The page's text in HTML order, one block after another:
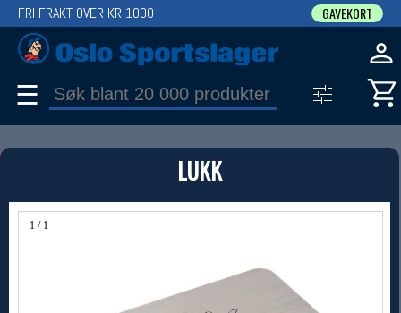
LUKK
1 / 1
FRI FRAKT OVER KR 1000 GAVEKORT
☰
PRODUKT
Produkter (1)
Bruk filter til å spisse søket